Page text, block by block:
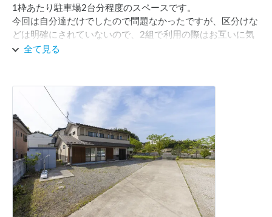
1枠あたり駐車場2台分程度のスペースです。
今回は自分達だけでしたので問題なかったですが、区分けな
どは明確にされていないので、2組で利用の際はお互いに気
をつける必要はあると思います。
は注意が必要です。
お手洗い等借りられる建物は綺麗で、このお値段であれば申
し分ないと思います。
自販機などは歩いて少し下ったところまで行かないといけな
いので、余裕のある方は事前に買っておくのが良いと思いま
す。
また、スペース裏手が池？湖？で、開けてはいますが山中な
ので虫などの対策は必要だと思います。5月初旬でしたがそ
れなりに虫はいました。
紹介にもあるように、伊香保温泉へ車で10分〜15分程度で
全て見る